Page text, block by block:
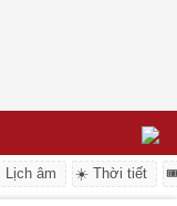
Lịch âm ☀️ Thời tiết